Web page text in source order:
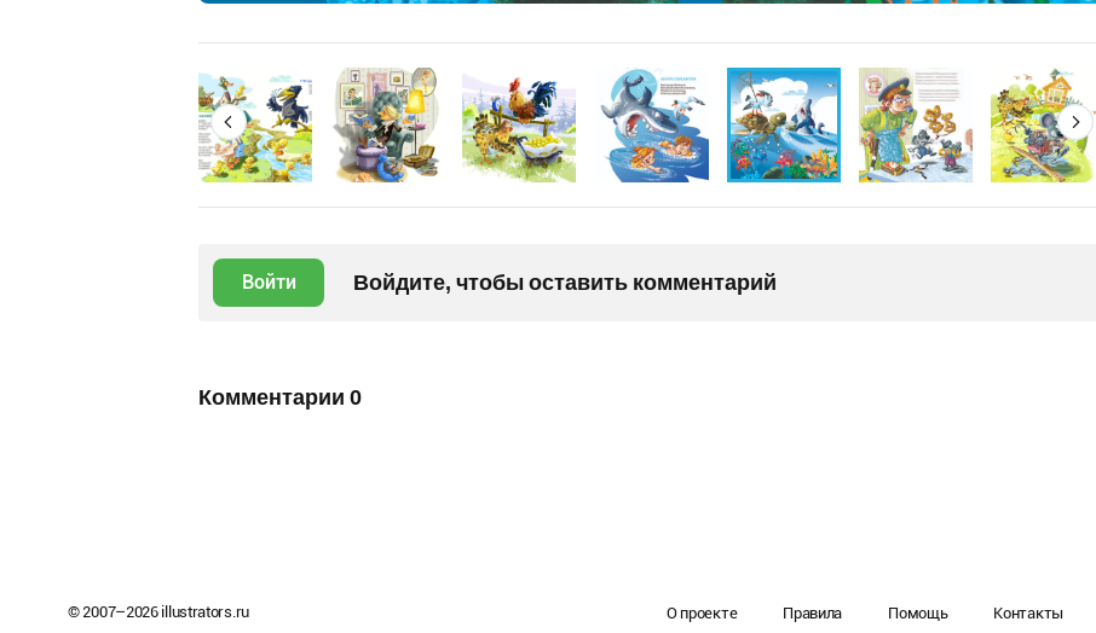
Войти Войдите, чтобы оставить комментарий
Комментарии 0
© 2007–2026illustrators.ru О проекте Правила Помощь Контакты